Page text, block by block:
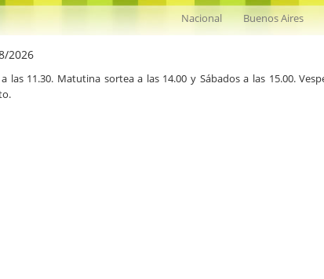
Nacional
2026
las 11.30. Matutina sortea a las 14.00 y Sábados a las 15.00.